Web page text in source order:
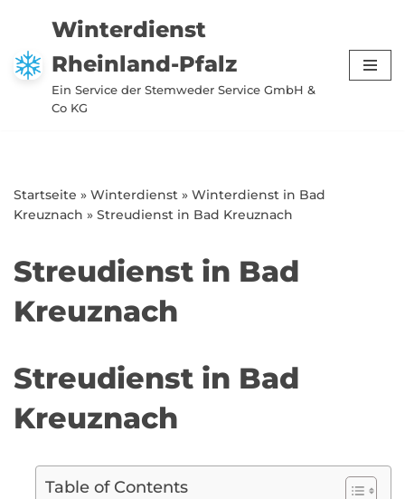
Zum
Inhalt
springen
Winterdienst
Rheinland-Pfalz
Ein Service der Stemweder Service GmbH &
Co KG
Startseite » Winterdienst » Winterdienst in Bad
Kreuznach » Streudienst in Bad Kreuznach
Streudienst in Bad
Kreuznach
Streudienst in Bad
Kreuznach
Table of Contents